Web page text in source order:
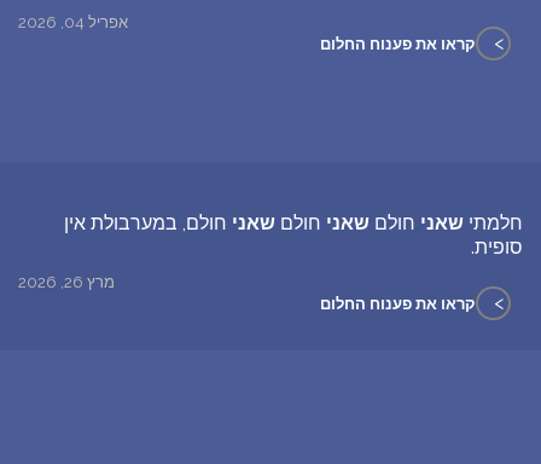
אפריל 04, 2026
> קראו את פענוח החלום
חלמתי שאני חולם שאני חולם שאני חולם, במערבולת אין
סופית.
מרץ 26, 2026
> קראו את פענוח החלום